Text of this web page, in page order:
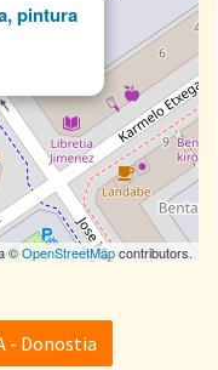
pintura
©OpenStreetMapcontributors.
- Donostia